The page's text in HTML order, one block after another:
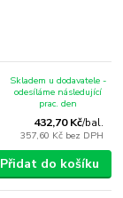
432,70 Kč/bal.
357,60 Kč bez DPH
Skladem u dodavatele -
odesíláme následující
prac. den
Přidat do košíku